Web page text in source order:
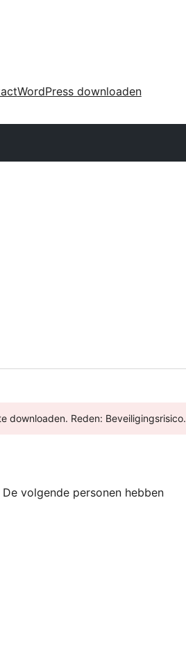
WordPress downloaden
downloaden. Reden: Beveiligingsrisico.
volgende personen hebben